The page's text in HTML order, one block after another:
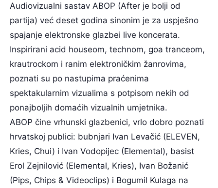
Audiovizualni sastav ABOP (After je bolji od
partija) već deset godina sinonim je za uspješno
spajanje elektronske glazbei live koncerata.
Inspirirani acid houseom, technom, goa tranceom,
krautrockom i ranim elektroničkim žanrovima,
poznati su po nastupima praćenima
spektakularnim vizualima s potpisom nekih od
ponajboljih domaćih vizualnih umjetnika.
ABOP čine vrhunski glazbenici, vrlo dobro poznati
hrvatskoj publici: bubnjari Ivan Levačić (ELEVEN,
Kries, Chui) i Ivan Vodopijec (Elemental), basist
Erol Zejnilović (Elemental, Kries), Ivan Božanić
(Pips, Chips & Videoclips) i Bogumil Kulaga na